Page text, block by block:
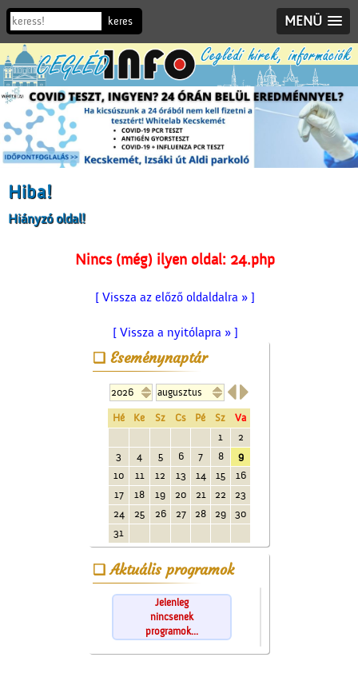
MENÜ
Hiba!
Hiányzó oldal!
Nincs (még) ilyen oldal: 24.php
[ Vissza az előző oldaldalra » ]
[ Vissza a nyitólapra » ]
Eseménynaptár

Hé Ke Sz Cs Pé Sz
Va
1
2
3
4 5 6 7 8
9
10
11 12 13 14 15
16
17
18 19 20 21 22
23
24
25 26 27 28 29
30
31
Aktuális programok
Jelenleg
nincsenek
programok...